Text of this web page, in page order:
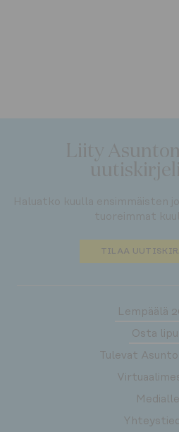
Liity
Haluatko kuulla ensimmäisten
tuoreimmat
TILAA
Lempäälä
Osta
Tulevat
Medialle